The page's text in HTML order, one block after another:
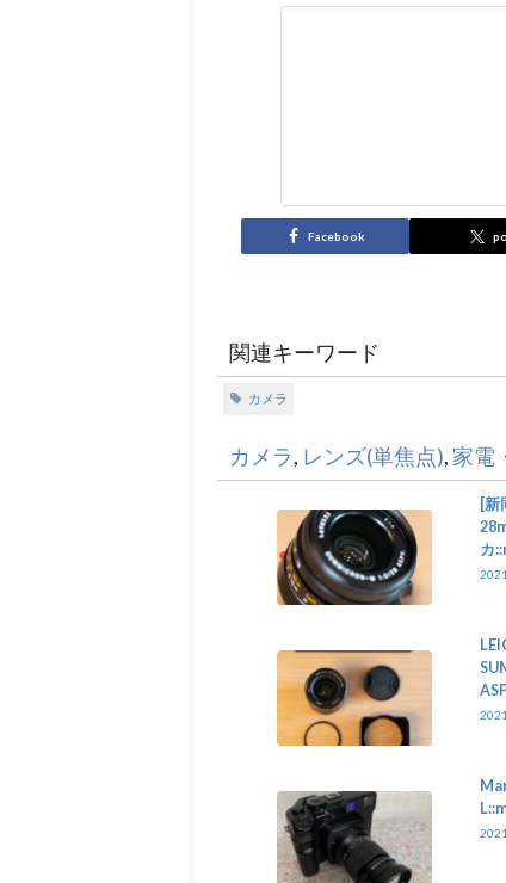
Facebook
関連キーワード
カメラ
カメラ, レンズ(単焦点), 家電
[新
カ